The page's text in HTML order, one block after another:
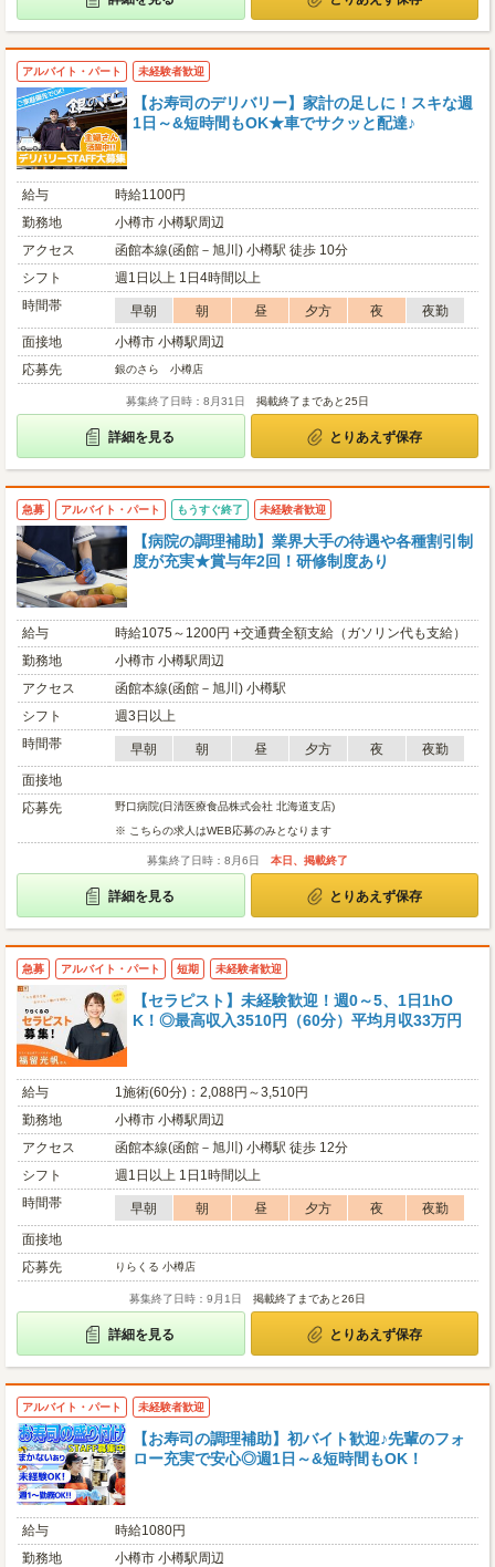
アルバイト・パート 未経験者歓迎
【お寿司のデリバリー】家計の足しに！スキな週
1日～&短時間もOK★車でサクッと配達♪
給与
時給1100円
勤務地
小樽市 小樽駅周辺
アクセス
函館本線(函館－旭川) 小樽駅 徒歩 10分
シフト
週1日以上 1日4時間以上
時間帯
早朝 朝 昼 夕方 夜
夜勤
面接地
小樽市 小樽駅周辺
応募先
銀のさら 小樽店
募集終了日時：8月31日 掲載終了まであと25日
詳細を見る とりあえず保存
急募 アルバイト・パート もうすぐ終了 未経験者歓迎
【病院の調理補助】業界大手の待遇や各種割引制
度が充実★賞与年2回！研修制度あり
給与
時給1075～1200円 +交通費全額支給（ガソリン代も支給）
勤務地
小樽市 小樽駅周辺
アクセス
函館本線(函館－旭川) 小樽駅
シフト
週3日以上
時間帯
早朝 朝 昼 夕方 夜
夜勤
面接地
応募先
野口病院(日清医療食品株式会社 北海道支店)
※ こちらの求人はWEB応募のみとなります
募集終了日時：8月6日 本日、掲載終了
詳細を見る とりあえず保存
急募 アルバイト・パート 短期 未経験者歓迎
【セラピスト】未経験歓迎！週0～5、1日1hO
K！◎最高収入3510円（60分）平均月収33万円
給与
1施術(60分)：2,088円～3,510円
勤務地
小樽市 小樽駅周辺
アクセス
函館本線(函館－旭川) 小樽駅 徒歩 12分
シフト
週1日以上 1日1時間以上
時間帯
早朝 朝 昼 夕方 夜
夜勤
面接地
応募先
りらくる 小樽店
募集終了日時：9月1日 掲載終了まであと26日
詳細を見る とりあえず保存
アルバイト・パート 未経験者歓迎
【お寿司の調理補助】初バイト歓迎♪先輩のフォ
ロー充実で安心◎週1日～&短時間もOK！
給与
時給1080円
勤務地
小樽市 小樽駅周辺